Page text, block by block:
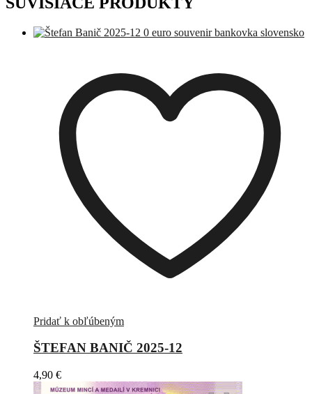
Pridať k obľúbeným
ŠTEFAN BANIČ 2025-12
4,90 €